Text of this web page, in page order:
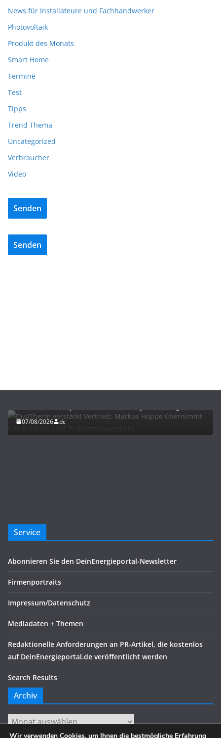
News für Installateure und Fachhandwerker
Photovoltaik
Produkt des Monats
Smart Home
Termine
Test
Tipps
Trend Thema
Uncategorized
Verbraucher
Video
Senden
Senden
07/08/2026 dc
Service
Abonnieren Sie den DeinEnergieportal-Newsletter
Firmenportraits
Impressum/Datenschutz
Mediadaten + Themen
Redaktionelle Anforderungen an PR-Artikel, die kostenlos
auf DeinEnergieportal.de veröffentlicht werden
Search Results
Archiv
Archiv
Wir verwenden Cookies, um Ihnen die bestmögliche Erfahrung